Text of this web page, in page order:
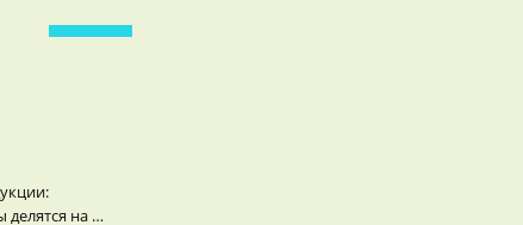
делятся на …